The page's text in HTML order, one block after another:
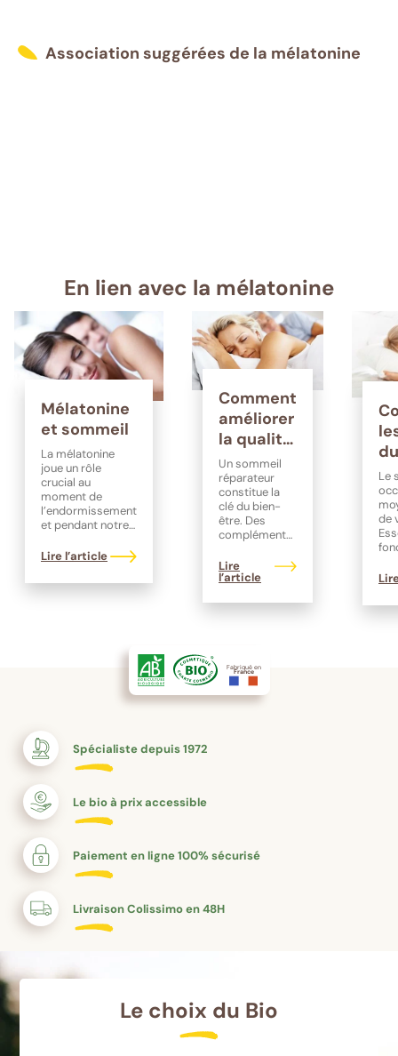
Association suggérées de la mélatonine
En lien avec la mélatonine
Mélatonine
et sommeil
La mélatonine
joue un rôle
crucial au
moment de
l’endormissement
et pendant notre
Véritable
notre horloge
Lire l’article
Comment
améliorer
la qualité
de son
sommeil
?
Un sommeil
réparateur
constitue la
clé du bien-
être. Des
compléments
notamment à
base de
peuvent vous
certaines
plantes, telles
que la
valériane ou la
Lire
l’article
Le
de
Fabriqué en
France
Spécialiste depuis 1972
Le bio à prix accessible
Paiement en ligne 100% sécurisé
Livraison Colissimo en 48H
Le choix du Bio